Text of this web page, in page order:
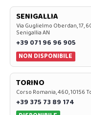
SENIGALLIA
Via Guglielmo Oberdan, 17,
Senigallia AN
+39 071 96 96 905
NON DISPONIBILE
TORINO
Corso Romania, 460, 10156
+39 375 73 89 174